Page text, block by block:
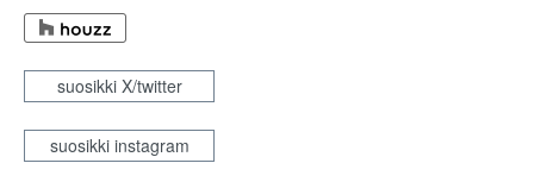
suosikki X/twitter
suosikki instagram